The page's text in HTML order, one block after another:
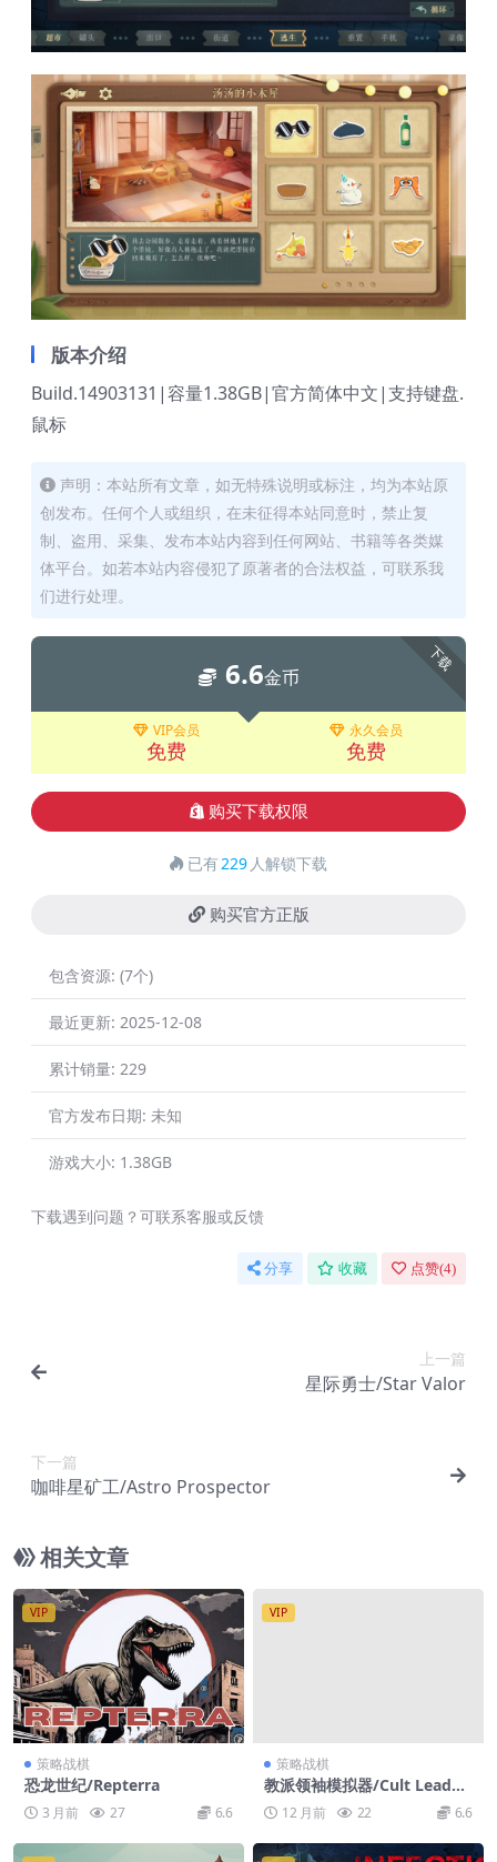
版本介绍
Build.14903131|容量1.38GB|官方简体中文|支持键盘.
鼠标
声明：本站所有文章，如无特殊说明或标注，均为本站原
创发布。任何个人或组织，在未征得本站同意时，禁止复
制、盗用、采集、发布本站内容到任何网站、书籍等各类媒
体平台。如若本站内容侵犯了原著者的合法权益，可联系我
们进行处理。
下载
6.6金币
VIP会员
免费
永久会员
免费
购买下载权限
已有229 人解锁下载
购买官方正版
包含资源: (7个)
最近更新: 2025-12-08
累计销量: 229
官方发布日期: 未知
游戏大小: 1.38GB
下载遇到问题？可联系客服或反馈
分享 收藏 点赞(4)
上一篇
星际勇士/Star Valor
下一篇
咖啡星矿工/Astro Prospector
相关文章
VIP
策略战棋
恐龙世纪/Repterra
3 月前 27 6.6
VIP
策略战棋
教派领袖模拟器/Cult Leader
Simulator
12 月前 22 6.6